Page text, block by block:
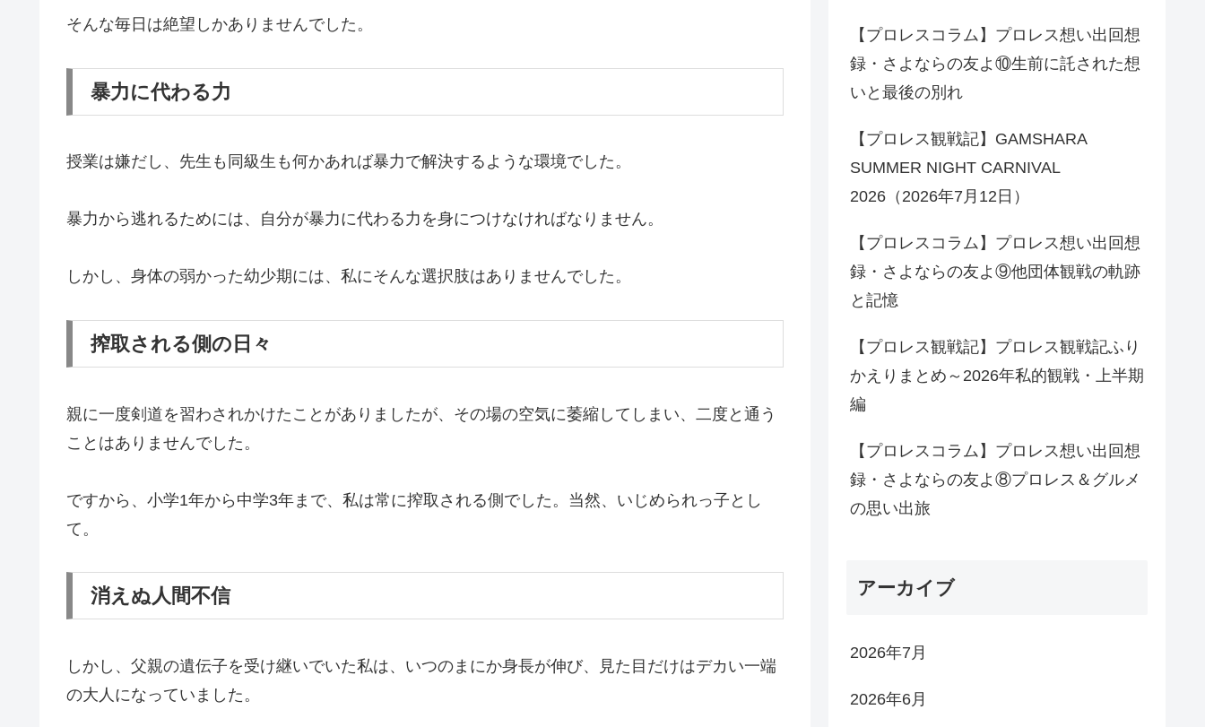
そんな毎日は絶望しかありませんでした。
暴力に代わる力
授業は嫌だし、先生も同級生も何かあれば暴力で解決するような環境でした。
暴力から逃れるためには、自分が暴力に代わる力を身につけなければなりません。
しかし、身体の弱かった幼少期には、私にそんな選択肢はありませんでした。
搾取される側の日々
親に一度剣道を習わされかけたことがありましたが、その場の空気に萎縮してしまい、二度と通う
ことはありませんでした。
ですから、小学1年から中学3年まで、私は常に搾取される側でした。当然、いじめられっ子とし
て。
消えぬ人間不信
しかし、父親の遺伝子を受け継いでいた私は、いつのまにか身長が伸び、見た目だけはデカい一端
の大人になっていました。
【プロレスコラム】プロレス想い出回想
録・さよならの友よ⑩生前に託された想
いと最後の別れ
【プロレス観戦記】GAMSHARA
SUMMER NIGHT CARNIVAL
2026（2026年7月12日）
【プロレスコラム】プロレス想い出回想
録・さよならの友よ⑨他団体観戦の軌跡
と記憶
【プロレス観戦記】プロレス観戦記ふり
かえりまとめ～2026年私的観戦・上半期
編
【プロレスコラム】プロレス想い出回想
録・さよならの友よ⑧プロレス＆グルメ
の思い出旅
アーカイブ
2026年7月
2026年6月